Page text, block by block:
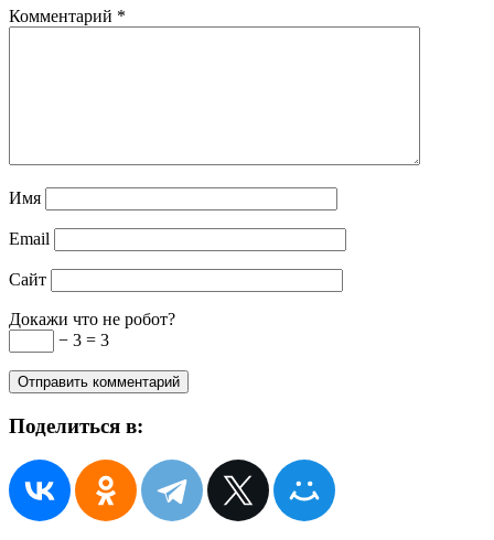
Комментарий *
Имя
Email
Сайт
Докажи что не робот?
− 3 = 3
Поделиться в: